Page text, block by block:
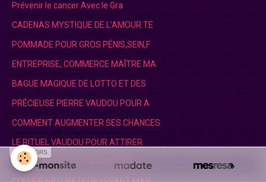
Prévenir le cancer Avec le Gra
CADENAS MYSTIQUE DE L'AMOUR.TE
POMMADE POUR GROS PÉNIS,SEIN,F
ENTREPRISE, COMMERCE MAÎTRE MA
BAGUE MAGIQUE DE LOTTO ET DES
PRÉCIEUSE PIERRE VAUDOU POUR A
COMMENT AUGMENTER SES CHANCES
LE RITUEL VAUDOU POUR ATTIRER
TEMOIGNAGE DE FLORIANE SUR LE
SPONSORS